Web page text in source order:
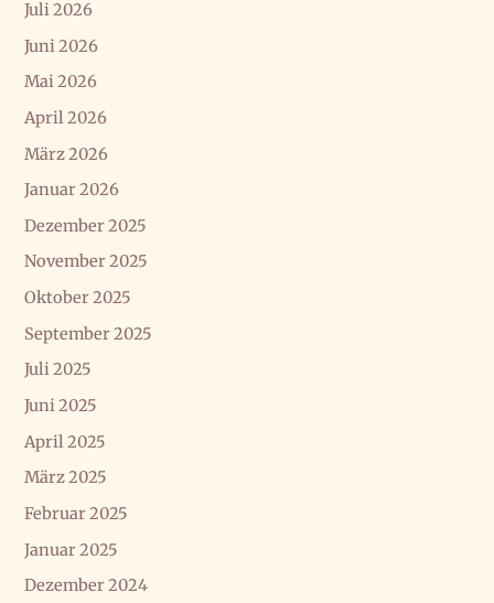
Juli 2026
Juni 2026
Mai 2026
April 2026
März 2026
Januar 2026
Dezember 2025
November 2025
Oktober 2025
September 2025
Juli 2025
Juni 2025
April 2025
März 2025
Februar 2025
Januar 2025
Dezember 2024